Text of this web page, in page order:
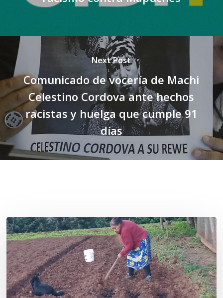
Next Post
Comunicado de vocería de Machi
Celestino Cordova ante hechos
racistas y huelga que cumple 91
días
«La
privatización
de
las
semillas